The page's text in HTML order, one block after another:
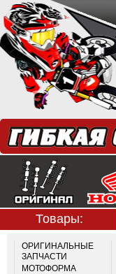
Товары:
ОРИГИНАЛЬНЫЕ
ЗАПЧАСТИ
МОТОФОРМА